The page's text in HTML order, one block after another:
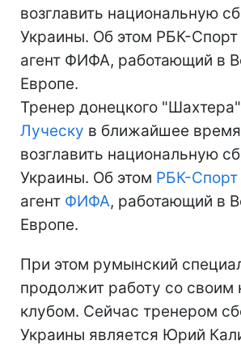
возглавить национальную
Украины. Об этом РБК-
агент ФИФА, работающий в
Европе.
Тренер донецкого "Шахтера"
Луческу в ближайшее
возглавить национальную
Украины. Об этом РБК-Спорт
агент ФИФА, работающий в
Европе.
При этом румынский
продолжит работу со
клубом. Сейчас тренером
Украины является Юрий